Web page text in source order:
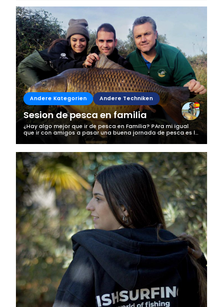
Andere Kategorien Andere Techniken
Sesion de pesca en familia
¿Hay algo mejor que ir de pesca en Familia? PAra mi igual
que ir con amigos a pasar una buena jornada de pesca es lo
mejor, esta vez fuimos a navarra llevando a mi tio a que
recordará la pescaa...